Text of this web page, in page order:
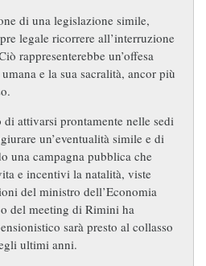
di una legislazione simile,
legale ricorrere all’interruzione
rappresenterebbe un’offesa
e la sua sacralità, ancor più
attivarsi prontamente nelle sedi
un’eventualità simile e di
una campagna pubblica che
e incentivi la natalità, viste
del ministro dell’Economia
del meeting di Rimini ha
sarà presto al collasso
ultimi anni.